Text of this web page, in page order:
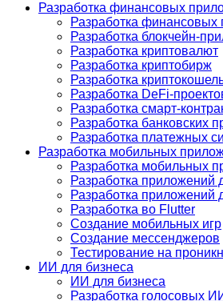
Разработка финансовых
Разработка финансовых
Разработка блокчейн-
Разработка криптовалют
Разработка криптобирж
Разработка
Разработка DeFi-
Разработка смарт-
Разработка банковских
Разработка платежных
Разработка мобильных
Разработка мобильных
Разработка приложений
Разработка приложений
Разработка во Flutter
Создание мобильных игр
Создание мессенджеров
Тестирование на
ИИ для бизнеса
ИИ для бизнеса
Разработка голосовых